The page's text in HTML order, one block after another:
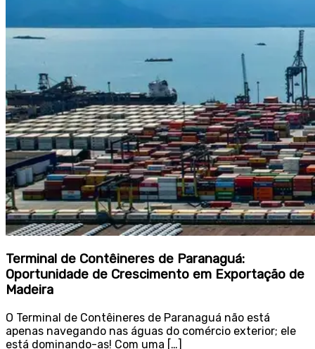
Terminal de Contêineres de Paranaguá:
Oportunidade de Crescimento em Exportação de
Madeira
O Terminal de Contêineres de Paranaguá não está
apenas navegando nas águas do comércio exterior; ele
está dominando-as! Com uma […]